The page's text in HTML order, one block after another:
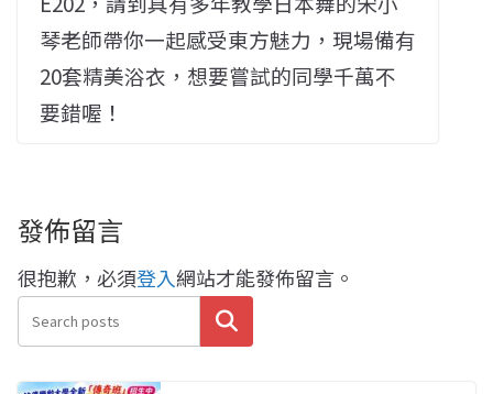
琴老師帶你一起感受東方魅力，現場備有
20套精美浴衣，想要嘗試的同學千萬不
要錯喔！
發佈留言
很抱歉，必須登入網站才能發佈留言。
搜尋